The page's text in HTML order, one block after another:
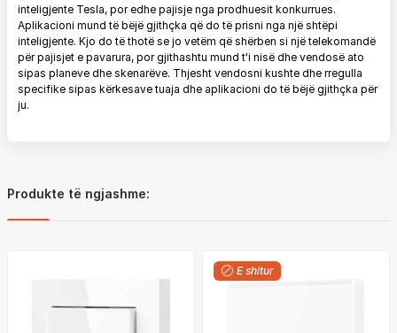
inteligjente Tesla, por edhe pajisje nga prodhuesit konkurrues.
Aplikacioni mund të bëjë gjithçka që do të prisni nga një shtëpi
inteligjente. Kjo do të thotë se jo vetëm që shërben si një telekomandë
për pajisjet e pavarura, por gjithashtu mund t'i nisë dhe vendosë ato
sipas planeve dhe skenarëve. Thjesht vendosni kushte dhe rregulla
specifike sipas kërkesave tuaja dhe aplikacioni do të bëjë gjithçka për
ju.
Produkte të ngjashme:
E shitur